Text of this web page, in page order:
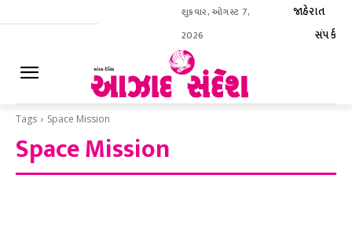
શુક્રવાર, ઓગસ્ટ 7,
2026
જાહેરાત
સંપર્ક
Tags Space Mission
Space Mission